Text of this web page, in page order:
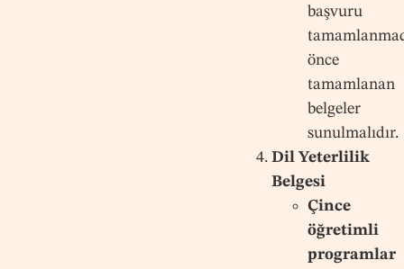
başvuru
önce
tamamlanan
belgeler
sunulmalıdır.
Dil Yeterlilik
Belgesi
Çince
öğretimli
programlar